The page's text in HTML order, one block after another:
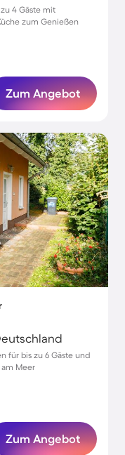
4 Gäste mit
zum Genießen
Zum Angebot
für bis zu 6 Gäste und
Meer
Zum Angebot